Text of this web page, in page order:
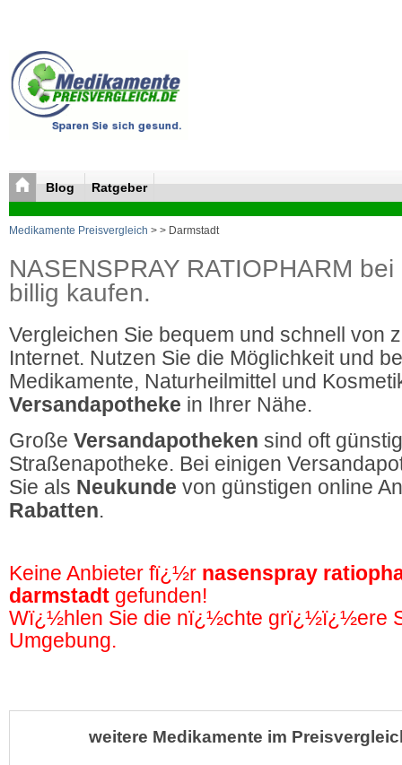
Blog Ratgeber
Medikamente Preisvergleich > > Darmstadt
NASENSPRAY RATIOPHARM bei
billig kaufen.
Vergleichen Sie bequem und schnell von
Internet. Nutzen Sie die Möglichkeit und
Medikamente, Naturheilmittel und
Versandapotheke in Ihrer Nähe.
Große Versandapotheken sind oft
Straßenapotheke. Bei einigen
Sie als Neukunde von günstigen online
Rabatten.
Keine Anbieter fï¿½r nasenspray
darmstadt gefunden!
Wï¿½hlen Sie die nï¿½chte grï¿½ï¿½ere
Umgebung.
weitere Medikamente im